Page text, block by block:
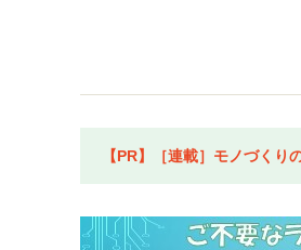
【PR】［連載］モノづく